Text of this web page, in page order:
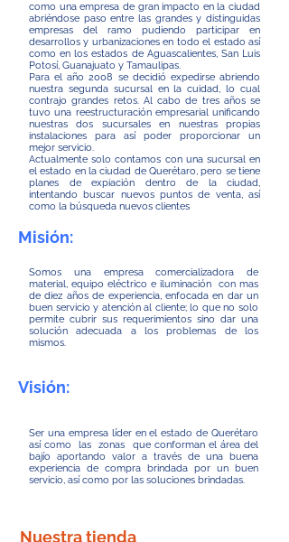
como una empresa de gran impacto en la ciudad
abriéndose paso entre las grandes y distinguidas
empresas del ramo pudiendo participar en
desarrollos y urbanizaciones en todo el estado así
como en los estados de Aguascalientes, San Luis
Potosí, Guanajuato y Tamaulipas.
Para el año 2008 se decidió expedirse abriendo
nuestra segunda sucursal en la cuidad, lo cual
contrajo grandes retos. Al cabo de tres años se
tuvo una reestructuración empresarial unificando
nuestras dos sucursales en nuestras propias
instalaciones para así poder proporcionar un
mejor servicio.
Actualmente solo contamos con una sucursal en
el estado en la ciudad de Querétaro, pero se tiene
planes de expiación dentro de la ciudad,
intentando buscar nuevos puntos de venta, así
como la búsqueda nuevos clientes
Misión:
Somos una empresa comercializadora de
material, equipo eléctrico e iluminación con mas
de diez años de experiencia, enfocada en dar un
buen servicio y atención al cliente; lo que no solo
permite cubrir sus requerimientos sino dar una
solución adecuada a los problemas de los
mismos.
Visión:
Ser una empresa líder en el estado de Querétaro
así como las zonas que conforman el área del
bajío aportando valor a través de una buena
experiencia de compra brindada por un buen
servicio, así como por las soluciones brindadas.
Nuestra tienda